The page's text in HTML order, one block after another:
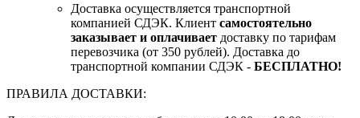
Доставка осуществляется транспортной
компанией СДЭК. Клиент самостоятельно
заказывает и оплачивает доставку по тарифам
перевозчика (от 350 рублей). Доставка до
транспортной компании СДЭК - БЕСПЛАТНО!
ПРАВИЛА ДОСТАВКИ: